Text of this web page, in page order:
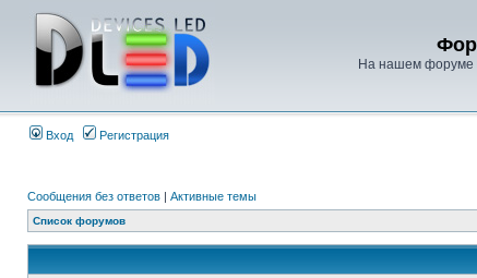
На нашем форуме
Вход Регистрация
Сообщения без ответов | Активные темы
Список форумов